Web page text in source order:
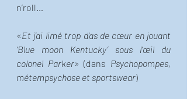
n’roll…
«Et j’ai limé trop d’as de cœur en jouant
‘Blue moon Kentucky’ sous l’œil du
colonel Parker» (dans Psychopompes,
métempsychose et sportswear)